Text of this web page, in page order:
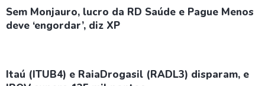
Sem Monjauro, lucro da RD Saúde e Pague Menos
deve ‘engordar’, diz XP
Itaú (ITUB4) e RaiaDrogasil (RADL3) disparam, e